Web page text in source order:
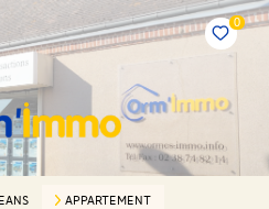
0
APPARTEMENT